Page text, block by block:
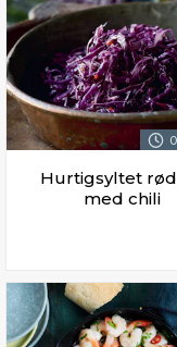
Hurtigsyltet
med chili